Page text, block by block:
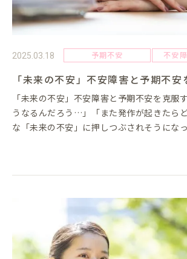
2025.03.18 予期不安 不安
「未来の不安」不安障害と予期不
「未来の不安」不安障害と予期不安を克服
うなるんだろう…」「また発作が起きたら
な「未来の不安」に押しつぶされそうにな
んか？不安障害の特徴のひとつに、「予期